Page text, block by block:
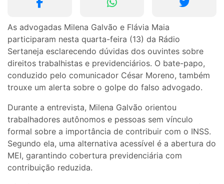
As advogadas Milena Galvão e Flávia Maia
participaram nesta quarta-feira (13) da Rádio
Sertaneja esclarecendo dúvidas dos ouvintes sobre
direitos trabalhistas e previdenciários. O bate-papo,
conduzido pelo comunicador César Moreno, também
trouxe um alerta sobre o golpe do falso advogado.
Durante a entrevista, Milena Galvão orientou
trabalhadores autônomos e pessoas sem vínculo
formal sobre a importância de contribuir com o INSS.
Segundo ela, uma alternativa acessível é a abertura do
MEI, garantindo cobertura previdenciária com
contribuição reduzida.